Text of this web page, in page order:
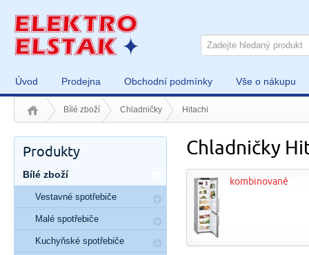
Úvod Prodejna Obchodní podmínky Vše o nákupu
Bílé zboží Chladničky Hitachi
Chladničky
kombinované
Produkty
Bílé zboží
Vestavné spotřebiče
Malé spotřebiče
Kuchyňské spotřebiče